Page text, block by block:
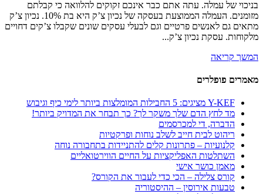
בניכוי של עמלה. עתה אתם כבר אינכם זקוקים להלוואה כי קבלתם
מזומנים. העמלה הממוצעת בעסקה של נכיון צ’ק היא בת 10%. נכיון צ’ק
מתאים גם לאנשים פרטיים וגם לבעלי עסקים שונים שקבלו צ’קים דחויים
מלקוחות. עסקת נכיון צ’ק...
המשך קריאה
מאמרים פופלרים
Y-KEF מציגים: 5 החבילות המומלצות ביותר לימי כיף וגיבוש
מד לחץ הדם שלך משקר לך? כך תבחר את המדויק ביותר!
הדברה, די למכרסמים
ריהוט לבית חייב לשלב נוחות ופרקטיות
קלנועיות – פתרונות קלים להתניידות בתחבורה נוחה
השתלטות האפליקציות על החיים הווירטואליים
מאמן כושר אישי
קורס צלילה – הכי כדי לעבור את הקורס?
טבעות אירוסין – ההיסטוריה